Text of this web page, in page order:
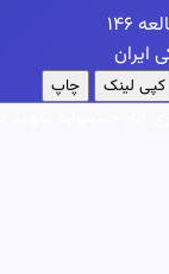
۱۴۶
ایران
کپی لینک چاپ